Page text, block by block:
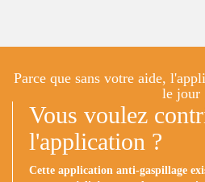
Parce que sans votre aide,
le jour
Vous voulez
l'application ?
Cette application anti-gaspillage